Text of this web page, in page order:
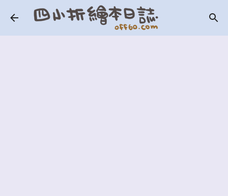
跳到主要內容